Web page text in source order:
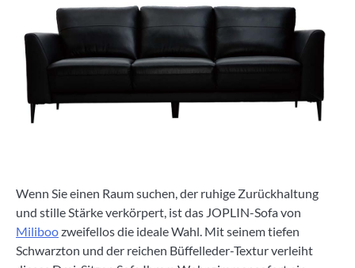
Wenn Sie einen Raum suchen, der ruhige Zurückhaltung
und stille Stärke verkörpert, ist das JOPLIN-Sofa von
Miliboozweifellos die ideale Wahl. Mit seinem tiefen
Schwarzton und der reichen Büffelleder-Textur verleiht